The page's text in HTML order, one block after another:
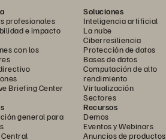
profesionales
e impacto
con los
Briefing Center
Soluciones
Inteligencia artificial
La nube
Ciberresiliencia
Protección de datos
Bases de datos
Computación de alto
rendimiento
Virtualización
Sectores
general para
Recursos
Demos
Eventos y Webinars
Anuncios de productos